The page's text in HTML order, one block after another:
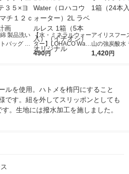
製品洗い
バッグ ラ
ー タテ３
【水・ミネラルウォー
ター】LOHACO Wate
r（ロハコウォータ
490円
アイリスフー
山の強炭酸水
レス 500ml 1
1,420円
ルを使用。ハトメを楕円にすること
です。紐を外してスリッポンとしても
。生地には撥水加工を施しました。